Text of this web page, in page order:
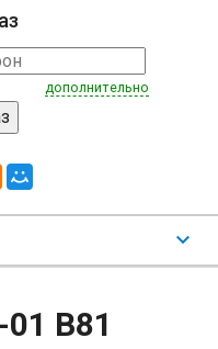
дополнительно
В81